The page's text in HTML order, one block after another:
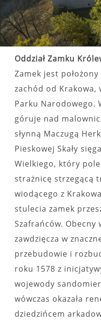
Oddział Zamku
Zamek jest
zachód od Krakowa,
Parku Narodowego.
góruje nad
słynną Maczugą
Pieskowej Skały
Wielkiego, który
strażnicę strzegącą
wiodącego z
stulecia zamek
Szafrańców. Obecny
zawdzięcza w
przebudowie i
roku 1578 z
wojewody
wówczas okazała
dziedzińcem